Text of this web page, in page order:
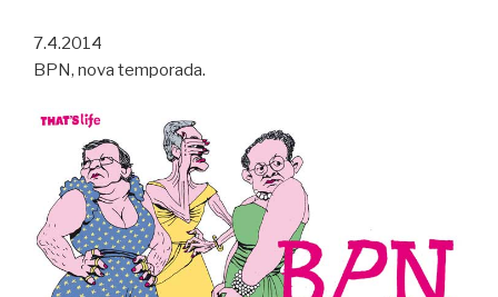
7.4.2014
BPN, nova temporada.